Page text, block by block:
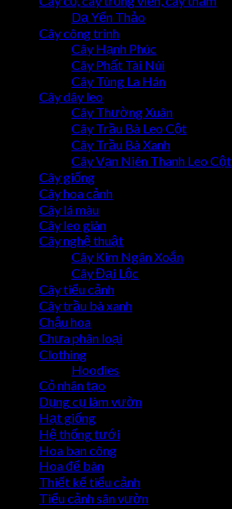
Dạ Yến Thảo
Cây công trình
Cây Hạnh Phúc
Cây Phất Tài Núi
Cây Tùng La Hán
Cây dây leo
Cây Thường Xuân
Cây Trầu Bà Leo Cột
Cây Trầu Bà Xanh
Cây Vạn Niên Thanh Leo Cột
Cây giống
Cây hoa cảnh
Cây lá màu
Cây leo giàn
Cây nghệ thuật
Cây Kim Ngân Xoắn
Cây Đại Lộc
Cây tiểu cảnh
Cây trầu bà xanh
Chậu hoa
Chưa phân loại
Clothing
Hoodies
Cỏ nhân tạo
Dụng cụ làm vườn
Hạt giống
Hệ thống tưới
Hoa ban công
Hoa để bàn
Thiết kế tiểu cảnh
Tiểu cảnh sân vườn